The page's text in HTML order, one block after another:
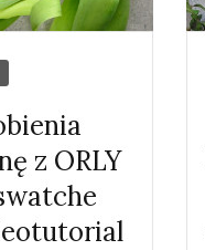
z ORLY